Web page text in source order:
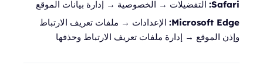
Safari: التفضيلات → الخصوصية → إدارة بيانات الموقع
Microsoft Edge: الإعدادات → ملفات تعريف الارتباط
وإذن الموقع → إدارة ملفات تعريف الارتباط وحذفها